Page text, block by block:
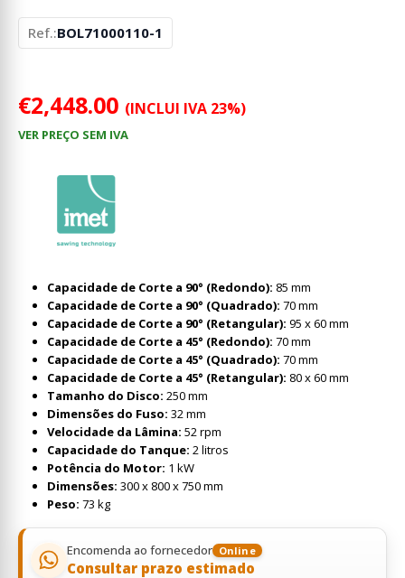
Ref.:BOL71000110-1
€2,448.00 (INCLUI IVA 23%)
VER PREÇO SEM IVA
Capacidade de Corte a 90° (Redondo): 85 mm
Capacidade de Corte a 90° (Quadrado): 70 mm
Capacidade de Corte a 90° (Retangular): 95 x 60 mm
Capacidade de Corte a 45° (Redondo): 70 mm
Capacidade de Corte a 45° (Quadrado): 70 mm
Capacidade de Corte a 45° (Retangular): 80 x 60 mm
Tamanho do Disco: 250 mm
Dimensões do Fuso: 32 mm
Velocidade da Lâmina: 52 rpm
Capacidade do Tanque: 2 litros
Potência do Motor: 1 kW
Dimensões: 300 x 800 x 750 mm
Peso: 73 kg
Encomenda ao fornecedor Online
Consultar prazo estimado